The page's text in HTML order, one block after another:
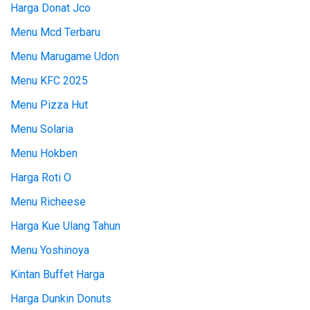
Harga Donat Jco
Menu Mcd Terbaru
Menu Marugame Udon
Menu KFC 2025
Menu Pizza Hut
Menu Solaria
Menu Hokben
Harga Roti O
Menu Richeese
Harga Kue Ulang Tahun
Menu Yoshinoya
Kintan Buffet Harga
Harga Dunkin Donuts